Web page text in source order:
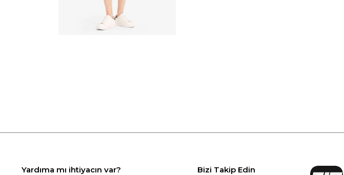
Yardıma mı ihtiyacın var? Bizi Takip Edin